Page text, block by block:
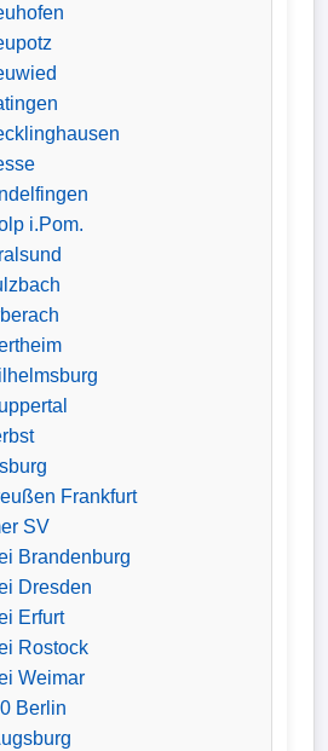
i.Pom.
Frankfurt
SV
Brandenburg
Dresden
Erfurt
Rostock
Weimar
Berlin